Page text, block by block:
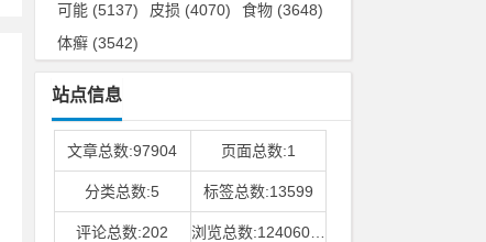
可能 (5137) 皮损 (4070) 食物 (3648)
体癣 (3542)
站点信息
文章总数:97904 页面总数:1
分类总数:5 标签总数:13599
评论总数:202 浏览总数:12406006